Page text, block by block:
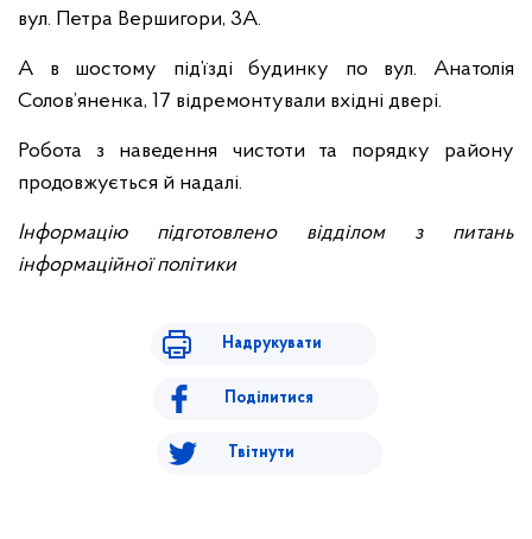
вул. Петра Вершигори, 3А.
А в шостому під’їзді будинку по вул. Анатолія
Солов’яненка, 17 відремонтували вхідні двері.
Робота з наведення чистоти та порядку району
продовжується й надалі.
Інформацію підготовлено відділом з питань
інформаційної політики
Надрукувати
Поділитися
Твітнути